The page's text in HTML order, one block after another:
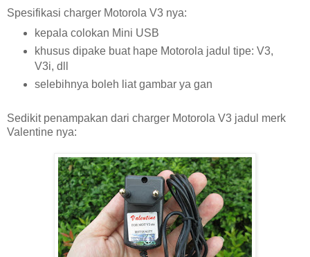
Spesifikasi charger Motorola V3 nya:
kepala colokan Mini USB
khusus dipake buat hape Motorola jadul tipe: V3,
V3i, dll
selebihnya boleh liat gambar ya gan
Sedikit penampakan dari charger Motorola V3 jadul merk
Valentine nya: